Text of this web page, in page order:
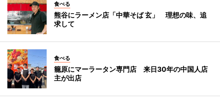
食べる
熊谷にラーメン店「中華そば 玄」 理想の味、追
求して
食べる
籠原にマーラータン専門店 来日30年の中国人店
主が出店